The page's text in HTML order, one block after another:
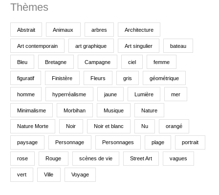
Thèmes
Abstrait Animaux arbres Architecture
Art contemporain art graphique Art singulier bateau
Bleu Bretagne Campagne ciel femme
figuratif Finistère Fleurs gris géométrique
homme hyperréalisme jaune Lumière mer
Minimalisme Morbihan Musique Nature
Nature Morte Noir Noir et blanc Nu orangé
paysage Personnage Personnages plage portrait
rose Rouge scènes de vie Street Art vagues
vert Ville Voyage